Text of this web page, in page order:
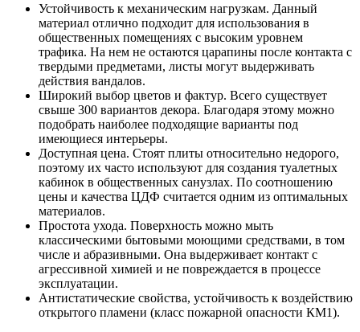
Устойчивость к механическим нагрузкам. Данный
материал отлично подходит для использования в
общественных помещениях с высоким уровнем
трафика. На нем не остаются царапины после контакта с
твердыми предметами, листы могут выдерживать
действия вандалов.
Широкий выбор цветов и фактур. Всего существует
свыше 300 вариантов декора. Благодаря этому можно
подобрать наиболее подходящие варианты под
имеющиеся интерьеры.
Доступная цена. Стоят плиты относительно недорого,
поэтому их часто используют для создания туалетных
кабинок в общественных санузлах. По соотношению
цены и качества ЦДФ считается одним из оптимальных
материалов.
Простота ухода. Поверхность можно мыть
классическими бытовыми моющими средствами, в том
числе и абразивными. Она выдерживает контакт с
агрессивной химией и не повреждается в процессе
эксплуатации.
Антистатические свойства, устойчивость к воздействию
открытого пламени (класс пожарной опасности КМ1).